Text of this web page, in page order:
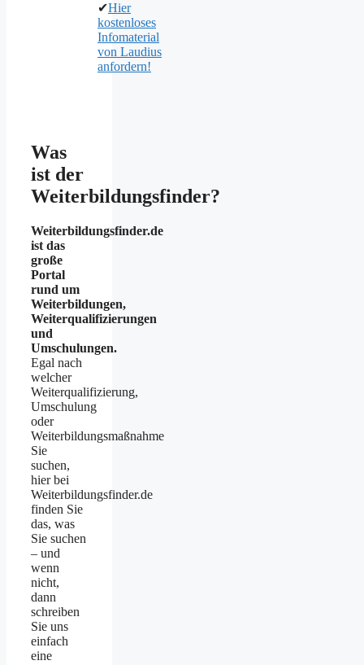
✔Hier
kostenloses
Infomaterial
von Laudius
anfordern!
Was
ist der
Weiterbildungsfinder?
Weiterbildungsfinder.de
ist das
große
Portal
rund um
Weiterbildungen,
Weiterqualifizierungen
und
Umschulungen.
Egal nach
welcher
Weiterqualifizierung,
Umschulung
oder
Weiterbildungsmaßnahme
Sie
suchen,
hier bei
Weiterbildungsfinder.de
finden Sie
das, was
Sie suchen
– und
wenn
nicht,
dann
schreiben
Sie uns
einfach
eine